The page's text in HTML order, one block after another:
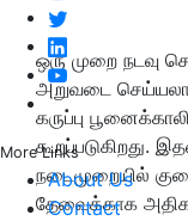
More Links
About Us
Contact
ஒரு முறை நடவு
அறுவடை
கருப்பு
கூறப்படுகிறது.
நடைமுறையில்
தேவைக்காக